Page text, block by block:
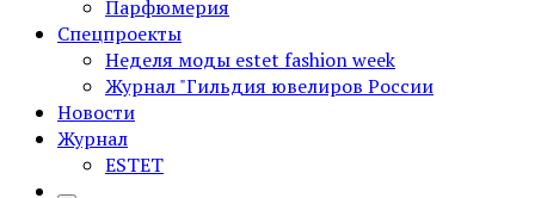
Парфюмерия
Спецпроекты
Неделя моды estet fashion week
Журнал "Гильдия ювелиров России
Новости
Журнал
ESTET